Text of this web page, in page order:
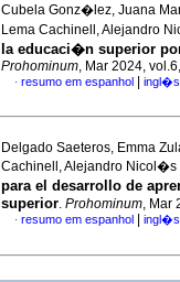
Cubela Gonz�lez, Juana
Lema Cachinell, Alejandro
la educaci�n superior
Prohominum, Mar 2024,
· resumo em espanhol ingl�s
Delgado Saeteros, Emma
Cachinell, Alejandro Nicol�s
para el desarrollo de
superior. Prohominum, Mar
· resumo em espanhol ingl�s